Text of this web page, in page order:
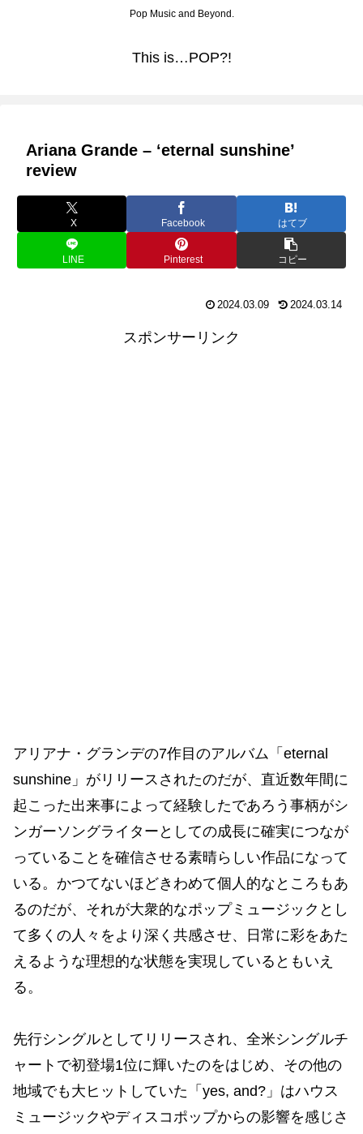
Pop Music and Beyond.
This is…POP?!
Ariana Grande – ‘eternal sunshine’
review
X Facebook はてブ
LINE Pinterest コピー
2024.03.09 2024.03.14
スポンサーリンク
アリアナ・グランデの7作目のアルバム「eternal
sunshine」がリリースされたのだが、直近数年間に
起こった出来事によって経験したであろう事柄がシ
ンガーソングライターとしての成長に確実につなが
っていることを確信させる素晴らしい作品になって
いる。かつてないほどきわめて個人的なところもあ
るのだが、それが大衆的なポップミュージックとし
て多くの人々をより深く共感させ、日常に彩をあた
えるような理想的な状態を実現しているともいえ
る。
先行シングルとしてリリースされ、全米シングルチ
ャートで初登場1位に輝いたのをはじめ、その他の
地域でも大ヒットしていた「yes, and?」はハウス
ミュージックやディスコポップからの影響を感じさ